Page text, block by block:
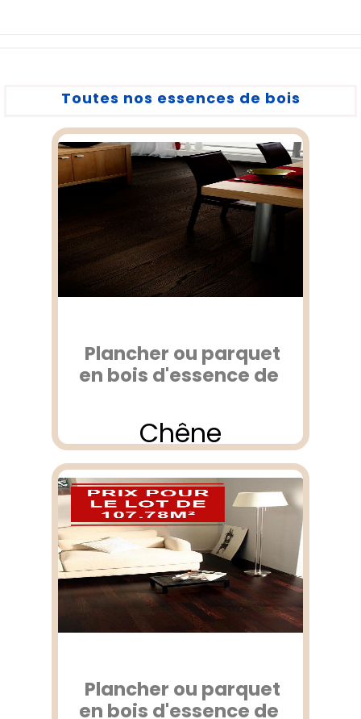
Toutes nos essences de bois
Plancher ou parquet
en bois d'essence de
Chêne
Plancher ou parquet
en bois d'essence de